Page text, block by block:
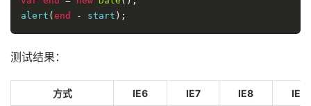
alert (end - start );
测试结果：
方式 IE6 IE7 IE8 IE9